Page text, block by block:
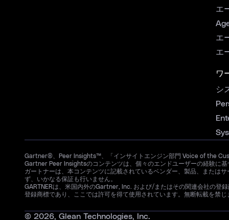
エ
エ
エ
ワ
シ
Gartner®、Peer Insights™、「インサイトエンジン部門 Voice of the
Gartner Peer Insightsのコンテンツは、個々のエンドユーザーの経験に
ガートナーは、本コンテンツに記載されているベンダー、製品、または
ず、いかなる保証も行いません。
GARTNERは、米国内外のGartner, Inc. および/またはその関連会社の登
登録商標であり、ここでは許可を得て使用されています。無断転載を禁じ
© 2026, Glean Technologies, Inc.